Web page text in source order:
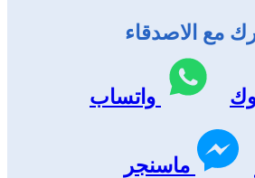
مع الاصدقاء
واتساب
ماسنجر